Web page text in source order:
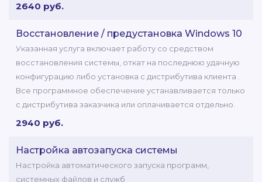
2640 руб.
Восстановление / предустановка Windows 10
Указанная услуга включает работу со средством
восстановления системы, откат на последнюю удачную
конфигурацию либо установка с дистрибутива клиента .
Все программное обеспечение устанавливается только
с дистрибутива заказчика или оплачивается отдельно.
2940 руб.
Настройка автозапуска системы
Настройка автоматического запуска программ,
системных файлов и служб